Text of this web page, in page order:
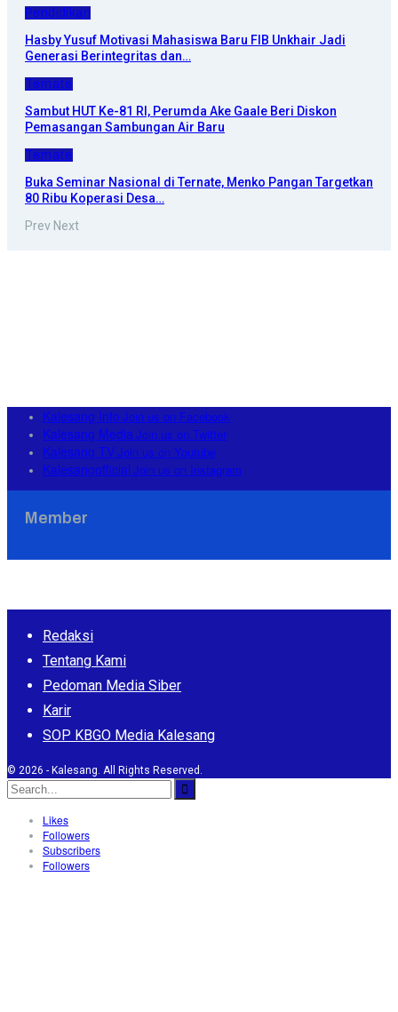
Pendidikan
Hasby Yusuf Motivasi Mahasiswa Baru FIB Unkhair Jadi
Generasi Berintegritas dan…
Ternate
Sambut HUT Ke-81 RI, Perumda Ake Gaale Beri Diskon
Pemasangan Sambungan Air Baru
Ternate
Buka Seminar Nasional di Ternate, Menko Pangan Targetkan
80 Ribu Koperasi Desa…
Prev Next
Kalesang Info Join us on Facebook
Kalesang Media Join us on Twitter
Kalesang TVJoin us on Youtube
Kalesangofficial Join us on Instagram
Member
Redaksi
Tentang Kami
Pedoman Media Siber
Karir
SOP KBGO Media Kalesang
© 2026 - Kalesang. All Rights Reserved.
Likes
Followers
Subscribers
Followers